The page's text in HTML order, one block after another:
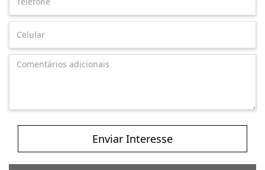
Enviar Interesse